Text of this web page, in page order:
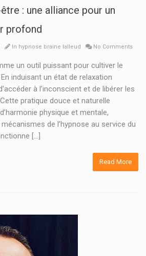
: une alliance pour un
profond
In hypnose braine lalleud No Comments
un outil puissant pour cultiver le
induisant un état de relaxation
à l’inconscient et de libérer les
pratique douce et naturelle
physique et mentale,
de l’hypnose au service du
[…]
Read More